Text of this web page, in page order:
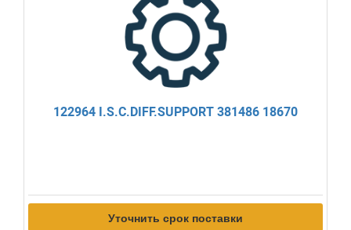
122964 I.S.C.DIFF.SUPPORT 381486 18670
Уточнить срок поставки